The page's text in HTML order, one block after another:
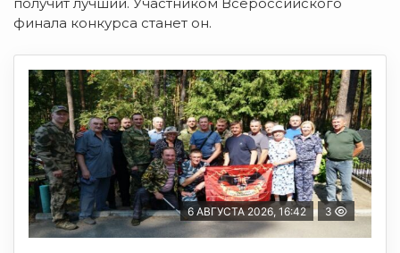
финала конкурса станет он.
6 АВГУСТА 2026, 16:42 3